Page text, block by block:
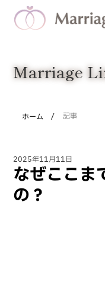
Marriage
Marriage
ホーム / 記事
なぜここま
の？
2025年11月11日